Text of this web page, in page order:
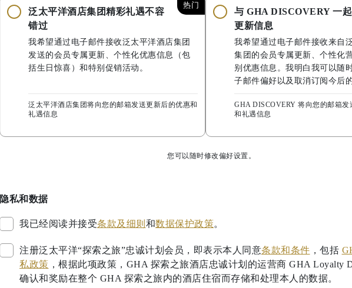
热门
泛太平洋酒店集团精彩礼遇不容
错过
我希望通过电子邮件接收泛太平洋酒店集团
发送的会员专属更新、个性化优惠信息（包
括生日惊喜）和特别促销活动。
泛太平洋酒店集团将向您的邮箱发送更新后的优惠和
礼遇信息
与 GHA DISCOVERY 一
更新信息
我希望通过电子邮件接收来自
集团的会员专属更新、个性化
别优惠信息。我明白我可以随
子邮件偏好以及取消订阅今后
GHA DISCOVERY 将向您的邮箱发
和礼遇信息
您可以随时修改偏好设置。
隐私和数据
我已经阅读并接受条款及细则 和数据保护政策。
注册泛太平洋“探索之旅”忠诚计划会员，即表示本人同意条款和条件 ，包括
私政策 ，根据此项政策，GHA 探索之旅酒店忠诚计划的运营商 GHA Loyalty
确认和奖励在整个 GHA 探索之旅内的酒店住宿而存储和处理本人的数据。